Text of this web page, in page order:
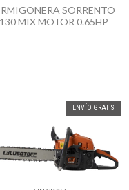
SORRENTO
MIX MOTOR 0.65HP
ENVÍO GRATIS